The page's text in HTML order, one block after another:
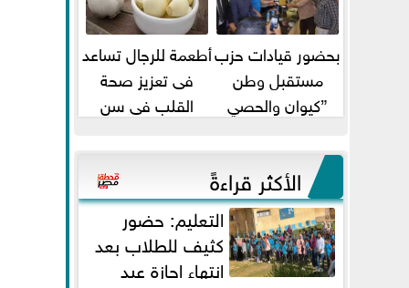
بحضور قيادات حزب
مستقبل وطن
”كيوان والحصي
وعيسي” أمانه كفر...
أطعمة للرجال تساعد
فى تعزيز صحة
القلب فى سن
الأكثر قراءةً
التعليم: حضور
كثيف للطلاب بعد
انتهاء إجازة عيد